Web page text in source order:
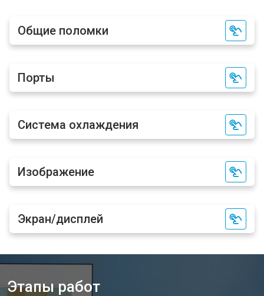
Общие поломки
Порты
Система охлаждения
Изображение
Экран/дисплей
Этапы работ